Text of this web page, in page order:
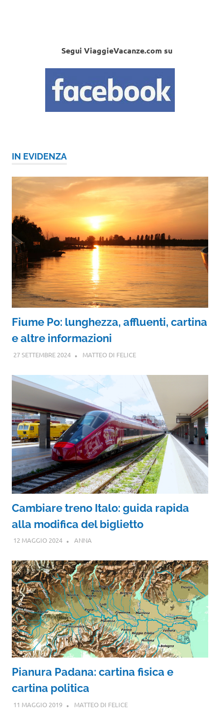
Segui ViaggieVacanze.com su
IN EVIDENZA
Fiume Po: lunghezza, affluenti, cartina
e altre informazioni
27 SETTEMBRE 2024 MATTEO DI FELICE
Cambiare treno Italo: guida rapida
alla modifica del biglietto
12 MAGGIO 2024 ANNA
Pianura Padana: cartina fisica e
cartina politica
11 MAGGIO 2019 MATTEO DI FELICE